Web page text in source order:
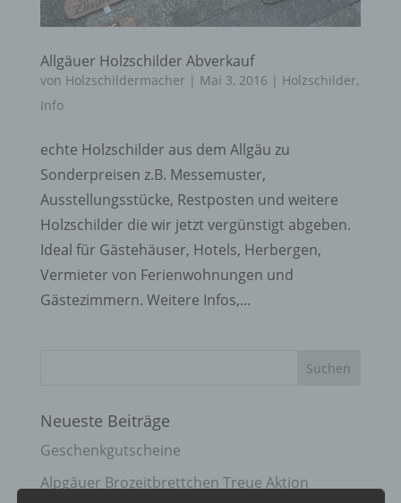
Allgäuer Holzschilder Abverkauf
von Holzschildermacher | Mai 3, 2016 | Holzschilder,
Info
echte Holzschilder aus dem Allgäu zu
Sonderpreisen z.B. Messemuster,
Ausstellungsstücke, Restposten und weitere
Holzschilder die wir jetzt vergünstigt abgeben.
Ideal für Gästehäuser, Hotels, Herbergen,
Vermieter von Ferienwohnungen und
Gästezimmern. Weitere Infos,...
Neueste Beiträge
Geschenkgutscheine
Alpgäuer Brozeitbrettchen Treue Aktion